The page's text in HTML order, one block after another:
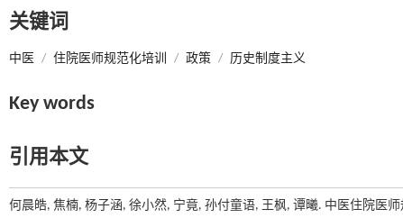
关键词
中医 / 住院医师规范化培训 / 政策 / 历史制度主义
Key words
引用本文
何晨皓, 焦楠, 杨子涵, 徐小然, 宁竟, 孙付童语, 王枫, 谭曦. 中医住院医